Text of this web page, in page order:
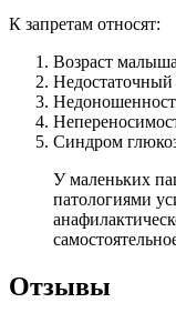
К запретам относят:
Возраст
Синдром
У маленьких
патологиями
Отзывы